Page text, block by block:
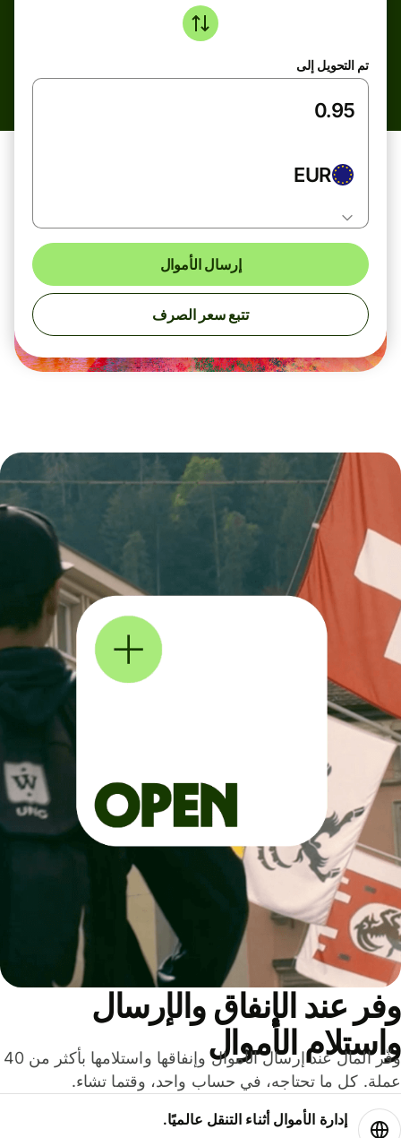
تم التحويل إلى
EUR
إرسال الأموال
تتبع سعر الصرف
عند الإنفاق والإرسال
الأموال
وفّر المال عند إرسال الأموال وإنفاقها واستلامها بأكثر من 40
كل ما تحتاجه، في حساب واحد، وقتما تشاء.
إدارة الأموال أثناء التنقل عالميًا.